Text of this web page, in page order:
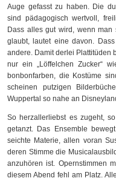
Auge gefasst zu haben. Die
sind pädagogisch wertvoll,
Dass alles gut wird, wenn
glaubt, lautet eine davon.
andere. Damit derlei Plattitüden
nur ein „Löffelchen Zucker“
bonbonfarben, die Kostüme
scheinen putzigen
Wuppertal so nahe an
So herzallerliebst es zugeht,
getanzt. Das Ensemble
seichte Materie, allen voran
deren Stimme die
anzuhören ist. Opernstimmen
diesem Abend fehl am Platz.